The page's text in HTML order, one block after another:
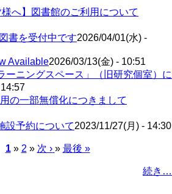
様へ】図書館のご利用について
書を受付中です2026/04/01(水) -
Available2026/03/13(金) - 10:51
ーニングスペース」（旧研究個室）に
の一部無償化につきまして
設予約について2023/11/27(月) - 14:30
カ
1 Page
2
次
次 ›
最
最後 »
続き…